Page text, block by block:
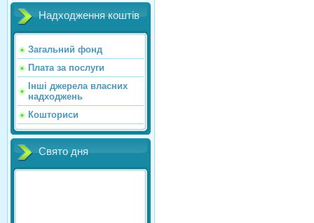
Надходження коштів
Загальний фонд
Плата за послуги
Інші джерела власних
надходжень
Кошториси
Свято дня